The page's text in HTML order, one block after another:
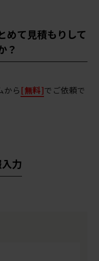
めて見積もりして
？
から [無料]でご依頼で
力